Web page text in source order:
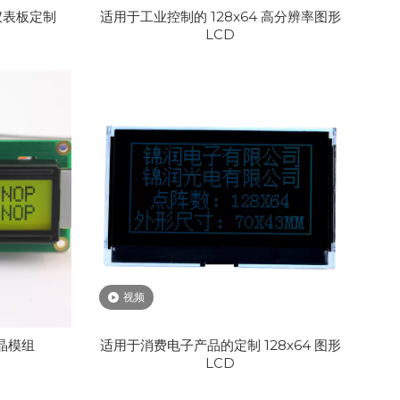
板定制
适用于工业控制的 128x64 高分辨率图形
LCD
模组
视频
适用于消费电子产品的定制 128x64 图形
LCD